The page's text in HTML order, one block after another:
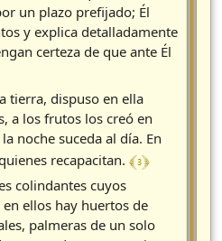
un plazo prefijado; Él
y explica detalladamente
certeza de que ante Él
tierra, dispuso en ella
a los frutos los creó en
noche suceda al día. En
recapacitan. ﴾ 3 ﴿
colindantes cuyos
ellos hay huertos de
palmeras de un solo